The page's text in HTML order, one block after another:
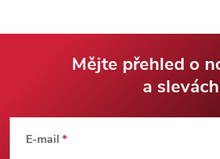
Mějte přehled o
a slevách
E-mail